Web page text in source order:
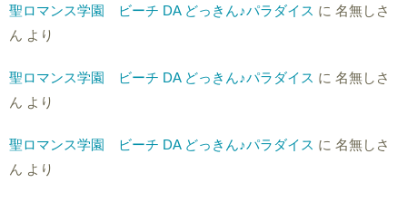
聖ロマンス学園 ビーチ DA どっきん♪パラダイス に 名無しさ
ん より
聖ロマンス学園 ビーチ DA どっきん♪パラダイス に 名無しさ
ん より
聖ロマンス学園 ビーチ DA どっきん♪パラダイス に 名無しさ
ん より